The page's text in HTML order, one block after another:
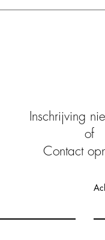
Inschrijving
of
Contact